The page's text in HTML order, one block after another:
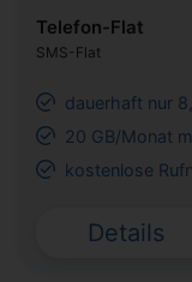
Telefon-Flat
SMS-Flat
dauerhaft nur
20 GB/Monat
kostenlose
Details